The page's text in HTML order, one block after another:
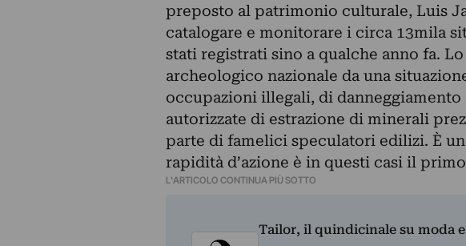
preposto al patrimonio culturale, Luis
catalogare e monitorare i circa 13mila
stati registrati sino a qualche anno fa.
archeologico nazionale da una
occupazioni illegali, di danneggiamento
autorizzate di estrazione di minerali
parte di famelici speculatori edilizi. È
rapidità d’azione è in questi casi il
L'ARTICOLO CONTINUA PIÙ SOTTO
Tailor, il quindicinale su moda